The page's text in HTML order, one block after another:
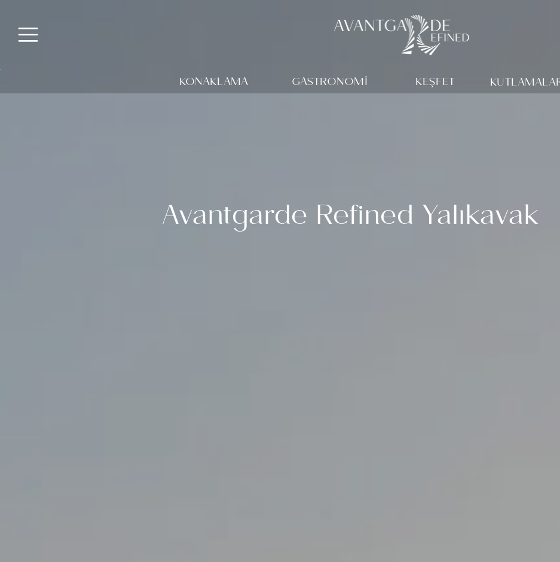
KONAKLAMA GASTRONOMİ KEŞFET
Avantgarde Refined Yalıkavak